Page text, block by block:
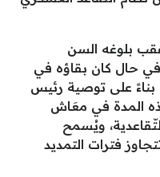
بلوغه السن
في حال كان بقاؤه في
بناءً على توصية رئيس
المدة في معَاش
ويُسمح
فترات التمديد